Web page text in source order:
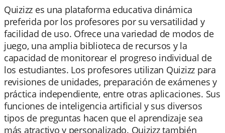
Quizizz es una plataforma educativa dinámica
preferida por los profesores por su versatilidad y
facilidad de uso. Ofrece una variedad de modos de
juego, una amplia biblioteca de recursos y la
capacidad de monitorear el progreso individual de
los estudiantes. Los profesores utilizan Quizizz para
revisiones de unidades, preparación de exámenes y
práctica independiente, entre otras aplicaciones. Sus
funciones de inteligencia artificial y sus diversos
tipos de preguntas hacen que el aprendizaje sea
más atractivo y personalizado. Quizizz también